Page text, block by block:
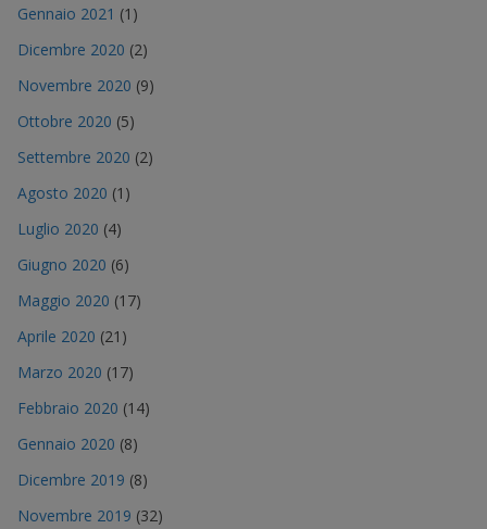
Gennaio 2021 (1)
Dicembre 2020 (2)
Novembre 2020 (9)
Ottobre 2020 (5)
Settembre 2020 (2)
Agosto 2020 (1)
Luglio 2020 (4)
Giugno 2020 (6)
Maggio 2020 (17)
Aprile 2020 (21)
Marzo 2020 (17)
Febbraio 2020 (14)
Gennaio 2020 (8)
Dicembre 2019 (8)
Novembre 2019 (32)